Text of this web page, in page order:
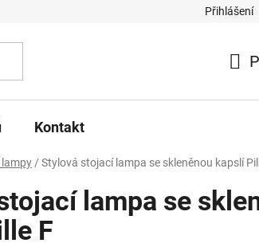
Přihlášení
Kontakt
/ Stylová stojací lampa se skleněnou kapslí
lampa se
F